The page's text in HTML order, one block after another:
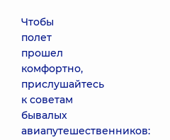
Чтобы
полет
прошел
комфортно,
прислушайтесь
к советам
бывалых
авиапутешественников: